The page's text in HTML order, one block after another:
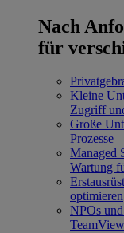
Nach
für
Kleine
Zugriff
Große
Prozesse
Managed
Wartung
optimieren
NPOs